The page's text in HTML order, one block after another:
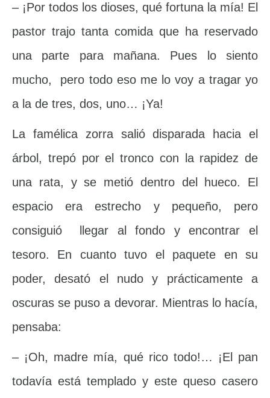
– ¡Por todos los dioses, qué fortuna la mía! El
pastor trajo tanta comida que ha reservado
una parte para mañana. Pues lo siento
mucho, pero todo eso me lo voy a tragar yo
a la de tres, dos, uno… ¡Ya!
La famélica zorra salió disparada hacia el
árbol, trepó por el tronco con la rapidez de
una rata, y se metió dentro del hueco. El
espacio era estrecho y pequeño, pero
consiguió llegar al fondo y encontrar el
tesoro. En cuanto tuvo el paquete en su
poder, desató el nudo y prácticamente a
oscuras se puso a devorar. Mientras lo hacía,
pensaba:
– ¡Oh, madre mía, qué rico todo!… ¡El pan
todavía está templado y este queso casero